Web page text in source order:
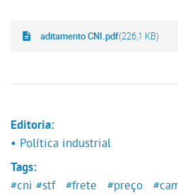
aditamento CNI.pdf(226,1 KB)
Editoria:
• Política industrial
Tags:
#cni #stf #frete #preço